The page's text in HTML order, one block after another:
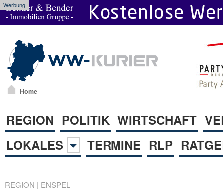
Werbung
Home
REGION POLITIK WIRTSCHAFT
LOKALES
TERMINE RLP
REGION | ENSPEL